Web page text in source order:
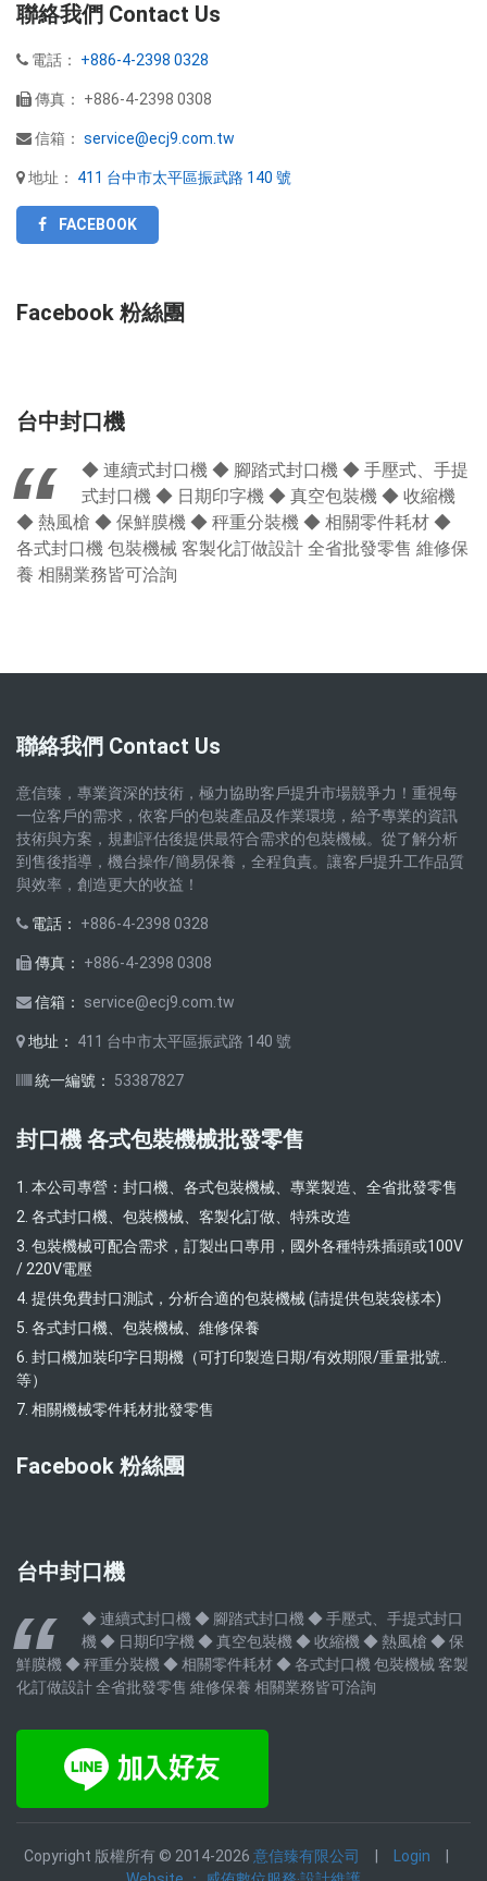
聯絡我們 Contact Us
電話： +886-4-2398 0328
傳真： +886-4-2398 0308
信箱： service@ecj9.com.tw
地址： 411 台中市太平區振武路 140 號
FACEBOOK
Facebook 粉絲團
台中封口機
◆ 連續式封口機 ◆ 腳踏式封口機 ◆ 手壓式、手提
式封口機 ◆ 日期印字機 ◆ 真空包裝機 ◆ 收縮機
◆ 熱風槍 ◆ 保鮮膜機 ◆ 秤重分裝機 ◆ 相關零件耗材 ◆
各式封口機 包裝機械 客製化訂做設計 全省批發零售 維修保
養 相關業務皆可洽詢
聯絡我們 Contact Us
意信臻，專業資深的技術，極力協助客戶提升市場競爭力！重視每
一位客戶的需求，依客戶的包裝產品及作業環境，給予專業的資訊
技術與方案，規劃評估後提供最符合需求的包裝機械。從了解分析
到售後指導，機台操作/簡易保養，全程負責。讓客戶提升工作品質
與效率，創造更大的收益！
電話： +886-4-2398 0328
傳真： +886-4-2398 0308
信箱： service@ecj9.com.tw
地址： 411 台中市太平區振武路 140 號
統一編號： 53387827
封口機 各式包裝機械批發零售
1. 本公司專營：封口機、各式包裝機械、專業製造、全省批發零售
2. 各式封口機、包裝機械、客製化訂做、特殊改造
3. 包裝機械可配合需求，訂製出口專用，國外各種特殊插頭或100V
/ 220V電壓
4. 提供免費封口測試，分析合適的包裝機械 (請提供包裝袋樣本)
5. 各式封口機、包裝機械、維修保養
6. 封口機加裝印字日期機（可打印製造日期/有效期限/重量批號..
等）
7. 相關機械零件耗材批發零售
Facebook 粉絲團
台中封口機
◆ 連續式封口機 ◆ 腳踏式封口機 ◆ 手壓式、手提式封口
機 ◆ 日期印字機 ◆ 真空包裝機 ◆ 收縮機 ◆ 熱風槍 ◆ 保
鮮膜機 ◆ 秤重分裝機 ◆ 相關零件耗材 ◆ 各式封口機 包裝機械 客製
化訂做設計 全省批發零售 維修保養 相關業務皆可洽詢
Copyright 版權所有 © 2014-2026 意信臻有限公司 Login